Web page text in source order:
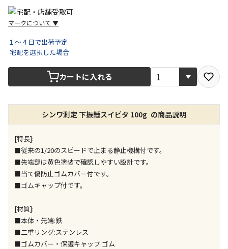
マークについて ▼
できません）
※同時購入の商品は、全て同じ店舗での受取となりま
す
特定の店舗のみで受取ができる商品です（宅配便での
お届けができません）
※同時購入の商品は、全て同じ店舗での受取となりま
す
が、ご購入手続きを分けてお買い求めください
※支払い方法の代金引換は選択できません。
※電話注文はできません。
１～４日で出荷予定
宅配を選択した場合
カートに入れる
シンワ測定 下振錘スイピタ 100g の商品説明
[特長]:
■従来の1/20のスピードで止まる静止機構付です。
■先端部は黄色塗装で確認しやすい設計です。
■当て傷防止ゴムカバー付です。
■ゴムキャップ付です。
[材質]:
■本体・先端:鉄
■二重リング:ステンレス
■ゴムカバー・保護キャップ:ゴム